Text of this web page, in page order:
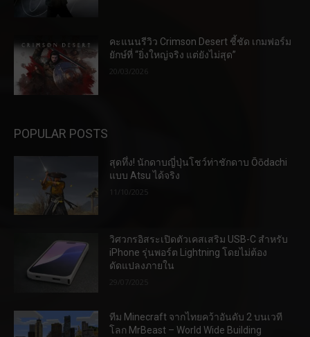
คะแนนรีวิว Crimson Desert ชี้ชัด เกมฟอร์ม
ยักษ์ที่ “ยิ่งใหญ่จริง แต่ยังไม่สุด”
20/03/2026
POPULAR POSTS
สุดทึ่ง! นักดาบญี่ปุ่นโชว์ท่าชักดาบ Ōōdachi
แบบ Atsu ได้จริง
11/10/2025
วิศวกรอิสระเปิดตัวเคสเสริม USB-C สำหรับ
iPhone รุ่นพอร์ต Lightning โดยไม่ต้อง
ดัดแปลงภายใน
ทีม Minecraft จากไทยคว้าอันดับ 2 บนเวที
โลก MrBeast – World Wide Building